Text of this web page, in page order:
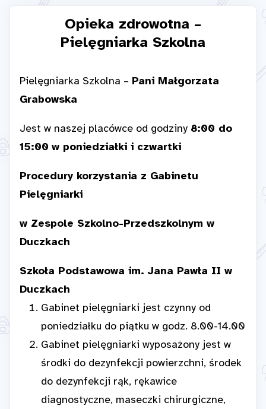
Opieka zdrowotna –
Pielęgniarka Szkolna
Pielęgniarka Szkolna – Pani Małgorzata
Grabowska
Jest w naszej placówce od godziny 8:00 do
15:00 w poniedziałki i czwartki
Procedury korzystania z Gabinetu
Pielęgniarki
w Zespole Szkolno-Przedszkolnym w
Duczkach
Szkoła Podstawowa im. Jana Pawła II w
Duczkach
Gabinet pielęgniarki jest czynny od
poniedziałku do piątku w godz. 8.00-14.00
Gabinet pielęgniarki wyposażony jest w
środki do dezynfekcji powierzchni, środek
do dezynfekcji rąk, rękawice
diagnostyczne, maseczki chirurgiczne,